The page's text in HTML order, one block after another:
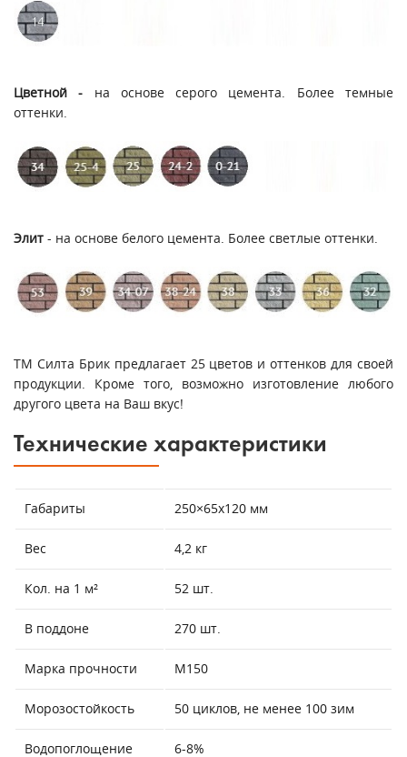
Цветной - на основе серого цемента. Более темные
оттенки.
Элит - на основе белого цемента. Более светлые оттенки.
ТМ Силта Брик предлагает 25 цветов и оттенков для своей
продукции. Кроме того, возможно изготовление любого
другого цвета на Ваш вкус!
Технические характеристики
Габариты 250×65x120 мм
Вес 4,2 кг
Кол. на 1 м² 52 шт.
В поддоне 270 шт.
Марка прочности М150
Морозостойкость 50 циклов, не менее 100 зим
Водопоглощение 6-8%